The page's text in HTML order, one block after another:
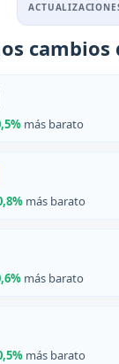
cambios
más barato
más barato
más barato
más barato